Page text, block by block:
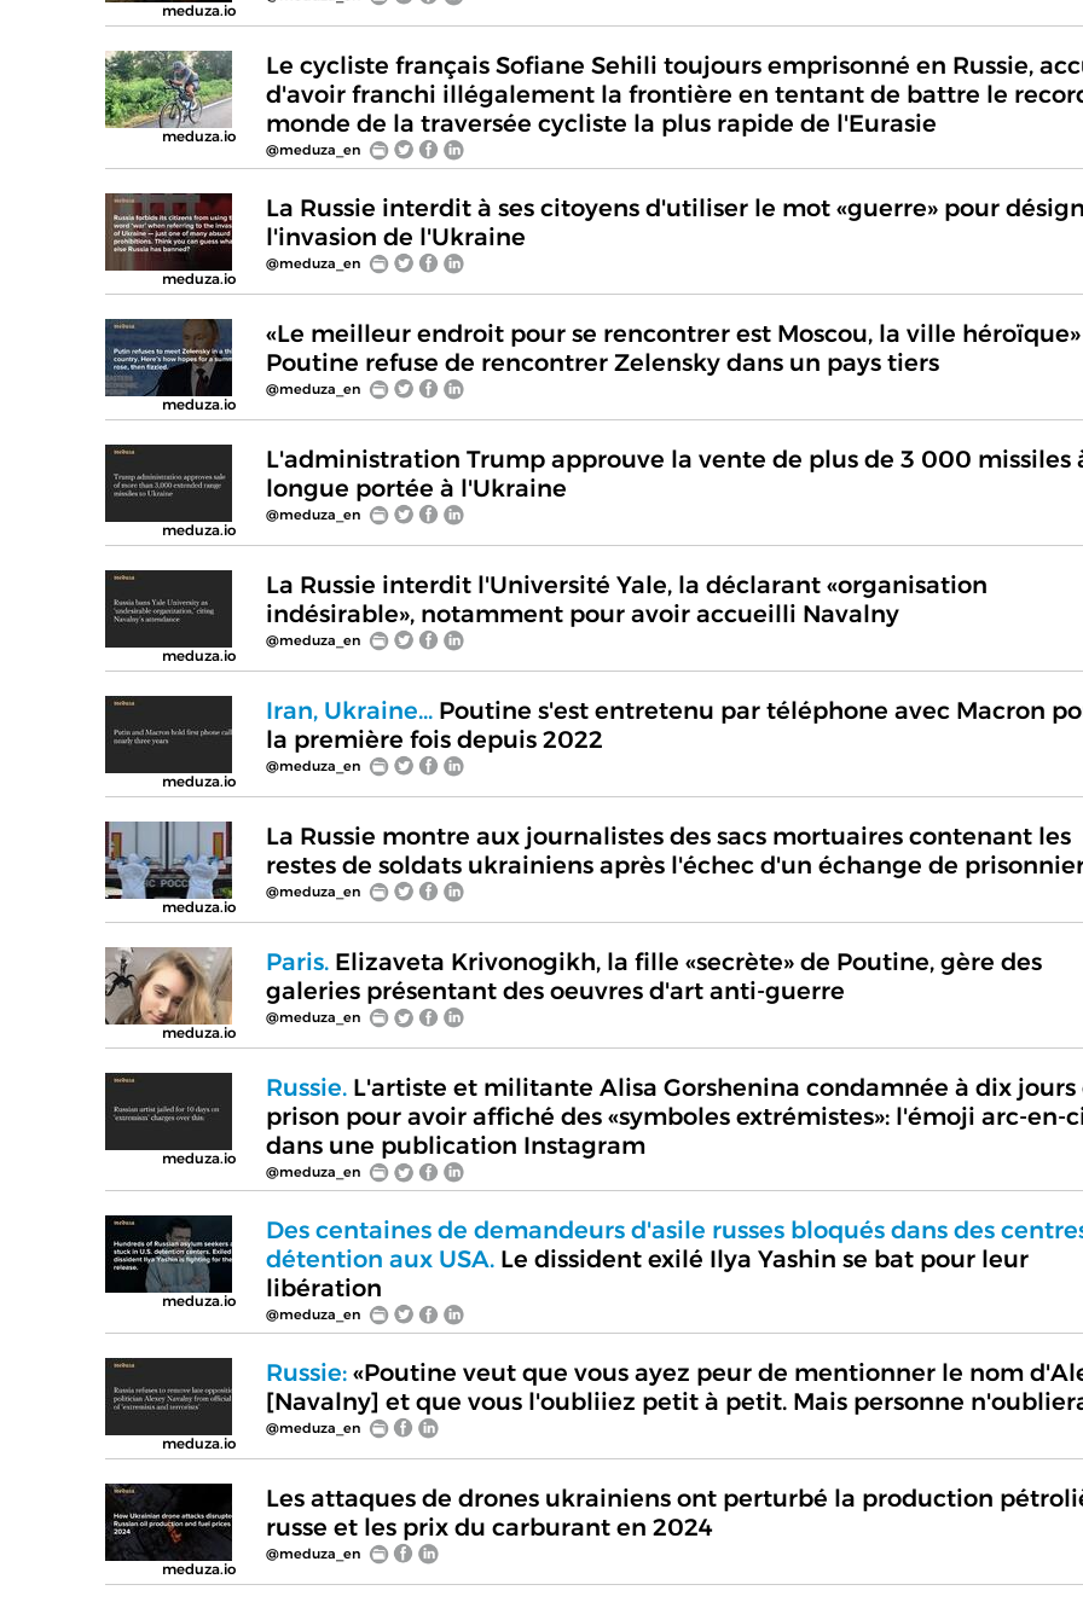
meduza.io
meduza.io
Le cycliste français Sofiane Sehili toujours emprisonné en Russie,
d'avoir franchi illégalement la frontière en tentant de battre le
monde de la traversée cycliste la plus rapide de l'Eurasie
@meduza_en
meduza.io
La Russie interdit à ses citoyens d'utiliser le mot «guerre» pour
l'invasion de l'Ukraine
@meduza_en
meduza.io
«Le meilleur endroit pour se rencontrer est Moscou, la ville héroïque»
Poutine refuse de rencontrer Zelensky dans un pays tiers
@meduza_en
meduza.io
L'administration Trump approuve la vente de plus de 3 000 missiles
longue portée à l'Ukraine
@meduza_en
meduza.io
La Russie interdit l'Université Yale, la déclarant «organisation
indésirable», notamment pour avoir accueilli Navalny
@meduza_en
meduza.io
Iran, Ukraine...Poutine s'est entretenu par téléphone avec Macron
la première fois depuis 2022
@meduza_en
meduza.io
La Russie montre aux journalistes des sacs mortuaires contenant les
restes de soldats ukrainiens après l'échec d'un échange de
@meduza_en
meduza.io
Paris.Elizaveta Krivonogikh, la fille «secrète» de Poutine, gère des
galeries présentant des oeuvres d'art anti-guerre
@meduza_en
meduza.io
Russie.L'artiste et militante Alisa Gorshenina condamnée à dix jours
prison pour avoir affiché des «symboles extrémistes»: l'émoji arc-en-
dans une publication Instagram
@meduza_en
meduza.io
Des centaines de demandeurs d'asile russes bloqués dans des
détention aux USA.Le dissident exilé Ilya Yashin se bat pour leur
libération
@meduza_en
meduza.io
Russie:«Poutine veut que vous ayez peur de mentionner le nom
[Navalny] et que vous l'oubliiez petit à petit. Mais personne
@meduza_en
meduza.io
Les attaques de drones ukrainiens ont perturbé la production
russe et les prix du carburant en 2024
@meduza_en